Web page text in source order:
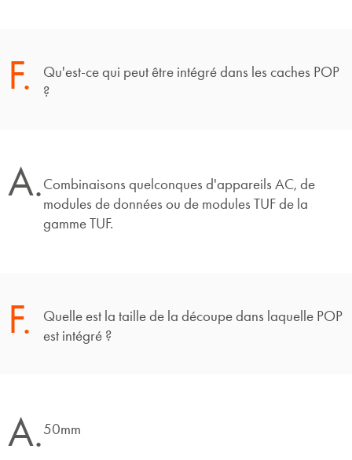
F.
Qu'est-ce qui peut être intégré dans les caches POP
?
A.Combinaisons quelconques d'appareils AC, de
modules de données ou de modules TUF de la
gamme TUF.
F.
Quelle est la taille de la découpe dans laquelle POP
est intégré ?
A.50mm